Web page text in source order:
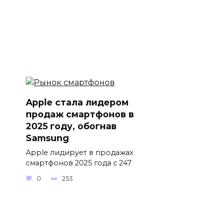
Apple стала лидером
продаж смартфонов в
2025 году, обогнав
Samsung
Apple лидирует в продажах
смартфонов 2025 года с 247
0 253